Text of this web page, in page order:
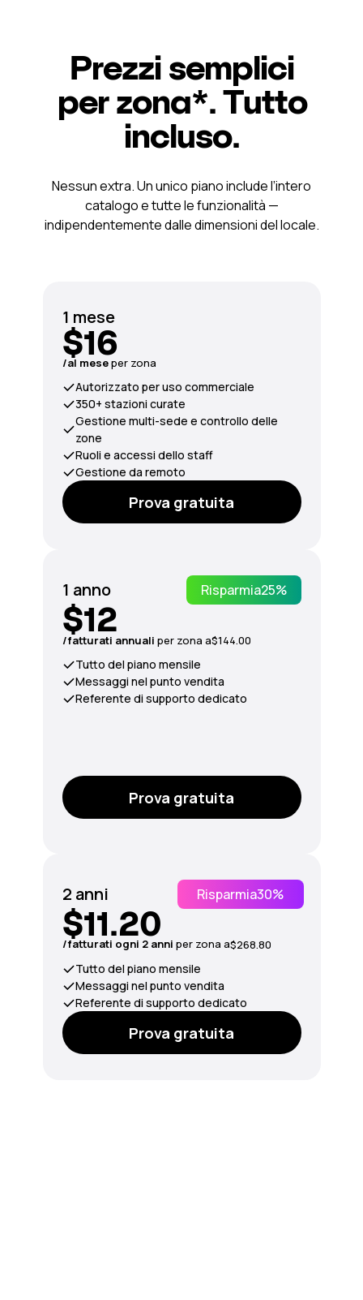
Prezzi semplici
per zona*. Tutto
incluso.
1 mese
$16
/al meseper zona
Autorizzato per uso commerciale
350+ stazioni curate
Gestione multi-sede e controllo delle
zone
Ruoli e accessi dello staff
Gestione da remoto
Prova gratuita
1 anno Risparmia25%
$12
/fatturati annuali per zona a$144.00
Tutto del piano mensile
Messaggi nel punto vendita
Referente di supporto dedicato
Prova gratuita
2 anni Risparmia30%
$11.20
/fatturati ogni 2 anni per zona a$268.80
Tutto del piano mensile
Messaggi nel punto vendita
Referente di supporto dedicato
Prova gratuita
Nessun extra. Un unico piano include l’intero
catalogo e tutte le funzionalità —
indipendentemente dalle dimensioni del locale.